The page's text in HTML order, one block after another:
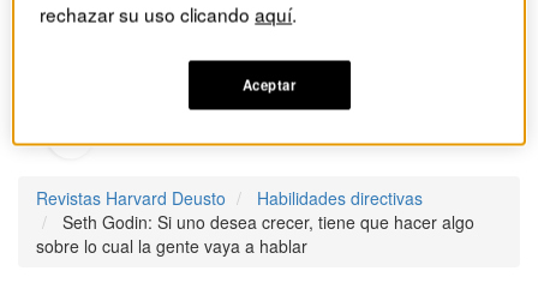
Revistas Harvard Deusto
Habilidades directivas
Seth Godin: Si uno desea crecer, tiene que hacer algo
sobre lo cual la gente vaya a hablar
rechazar su uso clicandoaquí.
Aceptar